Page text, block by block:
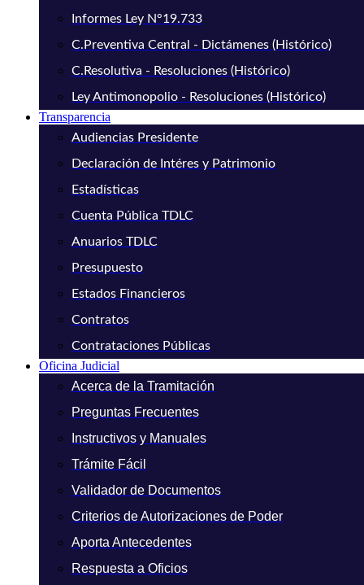
Informes Ley N°19.733
C.Preventiva Central - Dictámenes (Histórico)
C.Resolutiva - Resoluciones (Histórico)
Ley Antimonopolio - Resoluciones (Histórico)
Transparencia
Audiencias Presidente
Declaración de Intéres y Patrimonio
Estadísticas
Cuenta Pública TDLC
Anuarios TDLC
Presupuesto
Estados Financieros
Contratos
Contrataciones Públicas
Oficina Judicial
Acerca de la Tramitación
Preguntas Frecuentes
Instructivos y Manuales
Trámite Fácil
Validador de Documentos
Criterios de Autorizaciones de Poder
Aporta Antecedentes
Respuesta a Oficios